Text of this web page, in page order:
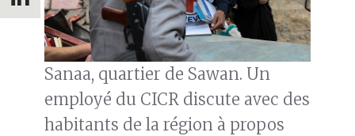
Sanaa, quartier de Sawan. Un
employé du CICR discute avec des
habitants de la région à propos